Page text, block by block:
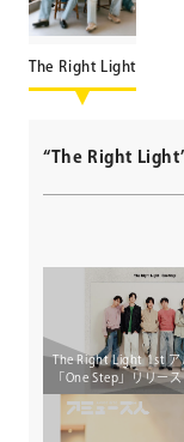
The Right Light
“The Right
The Right Light 1st アルバム
「One Step」リリー
カ所を巡る 初のライ